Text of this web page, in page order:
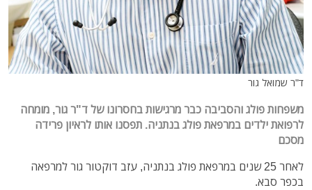
ד"ר שמואל גור
משפחות פולג והסביבה כבר מרגישות בחסרונו של ד"ר גור, מומחה
לרפואת ילדים במרפאת פולג בנתניה. תפסנו אותו לראיון פרידה
מסכם
לאחר 25 שנים במרפאת פולג בנתניה, עזב דוקטור גור למרפאה
בכפר סבא.